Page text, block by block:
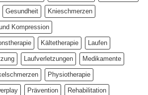
Gesundheit Knieschmerzen
Kompression
Kältetherapie Laufen
Laufverletzungen Medikamente
Physiotherapie
Prävention Rehabilitation